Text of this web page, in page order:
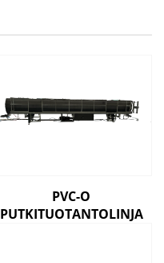
PVC-O
PUTKITUOTANTOLINJA